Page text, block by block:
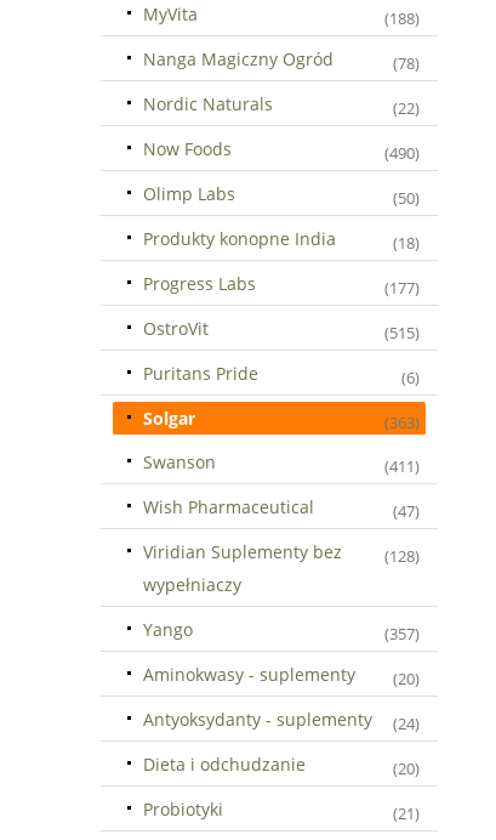
MyVita (188)
Nanga Magiczny Ogród (78)
Nordic Naturals (22)
Now Foods (490)
Olimp Labs (50)
Produkty konopne India (18)
Progress Labs (177)
OstroVit (515)
Puritans Pride (6)
Solgar (363)
Swanson (411)
Wish Pharmaceutical (47)
Viridian Suplementy bez
wypełniaczy
(128)
Yango (357)
Aminokwasy - suplementy (20)
Antyoksydanty - suplementy (24)
Dieta i odchudzanie (20)
Probiotyki (21)